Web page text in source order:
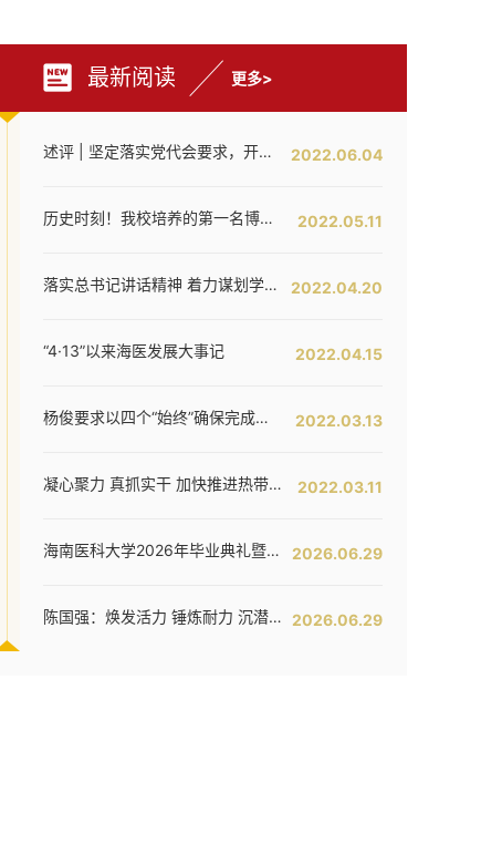
最新阅读 更多>
2022.06.04
述评 | 坚定落实党代会要求，开创海医工作新局面——写在全面落实省第八次党代会对海医发展提出新要求之时
2022.05.11
历史时刻！我校培养的第一名博士研究生通过答辩！
2022.04.20
落实总书记讲话精神 着力谋划学校内涵提升——我校召开发展战略咨询委员会第二次工作会议
2022.04.15
“4·13”以来海医发展大事记
2022.03.13
杨俊要求以四个“始终”确保完成全年工作任务--我校六届五次教代会暨七届二次工代会胜利闭幕
2022.03.11
凝心聚力 真抓实干 加快推进热带特色鲜明的国际化高水平医科大学建设步伐 ——我校六届五次教代会暨七届二次工代会隆重开幕
2026.06.29
海南医科大学2026年毕业典礼暨学位授予仪式举行
2026.06.29
陈国强：焕发活力 锤炼耐力 沉潜定力 哪吒闹海拓新程——在海南医科大学2026年毕业典礼上的讲话